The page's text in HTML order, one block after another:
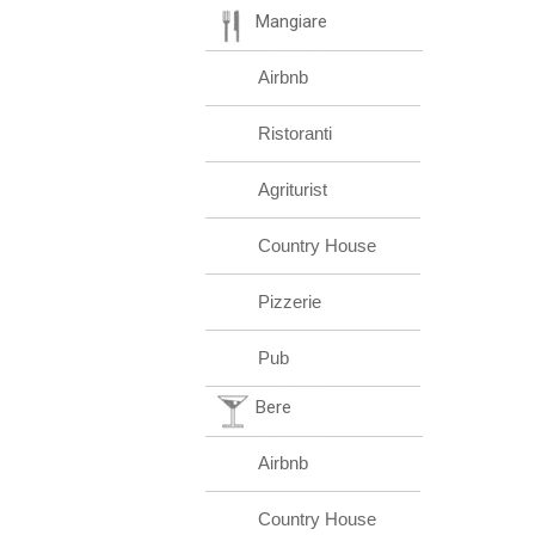
Mangiare
Airbnb
Ristoranti
Agriturist
Country House
Pizzerie
Pub
Bere
Airbnb
Country House